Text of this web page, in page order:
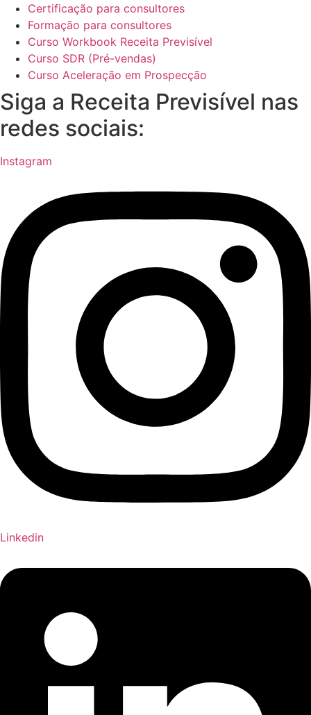
Certificação para consultores
Formação para consultores
Curso Workbook Receita Previsível
Curso SDR (Pré-vendas)
Curso Aceleração em Prospecção
Siga a Receita Previsível nas
redes sociais:
Instagram
Linkedin